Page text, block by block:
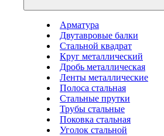
Арматура
Двутавровые балки
Стальной квадрат
Круг металлический
Дробь металлическая
Ленты металлические
Полоса стальная
Стальные прутки
Трубы стальные
Поковка стальная
Уголок стальной